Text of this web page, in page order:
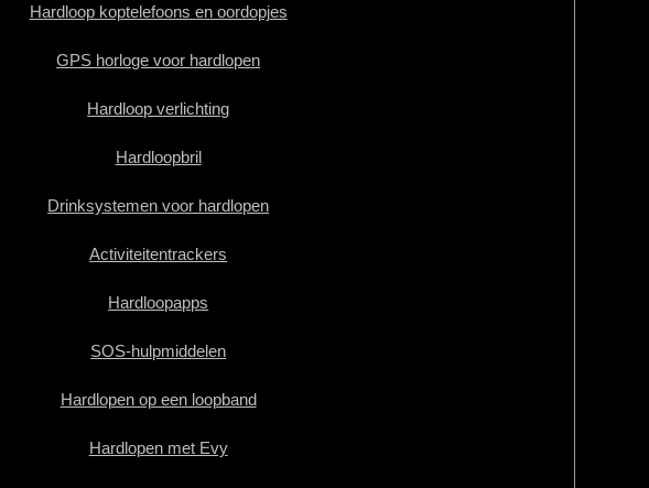
Hardloop koptelefoons en oordopjes
GPS horloge voor hardlopen
Hardloop verlichting
Hardloopbril
Drinksystemen voor hardlopen
Activiteitentrackers
Hardloopapps
SOS-hulpmiddelen
Hardlopen op een loopband
Hardlopen met Evy